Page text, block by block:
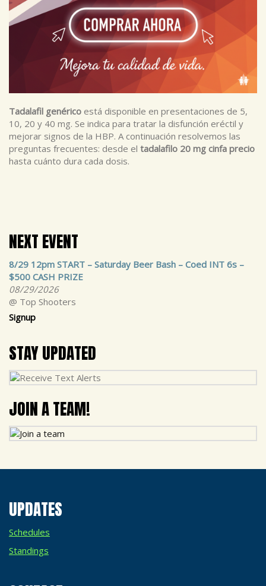
Tadalafil genérico está disponible en presentaciones de 5,
10, 20 y 40 mg. Se indica para tratar la disfunción eréctil y
mejorar signos de la HBP. A continuación resolvemos las
preguntas frecuentes: desde el tadalafilo 20 mg cinfa precio
hasta cuánto dura cada dosis.
NEXT EVENT
8/29 12pm START – Saturday Beer Bash – Coed INT 6s –
$500 CASH PRIZE
08/29/2026
@ Top Shooters
Signup
STAY UPDATED
JOIN A TEAM!
UPDATES
Schedules
Standings